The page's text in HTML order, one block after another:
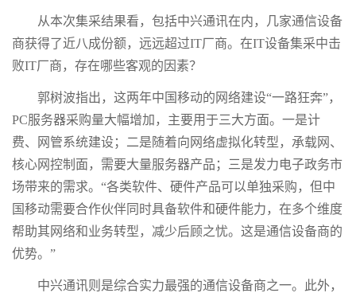
从本次集采结果看，包括中兴通讯在内，几家通信设备
商获得了近八成份额，远远超过IT厂商。在IT设备集采中击
败IT厂商，存在哪些客观的因素？
郭树波指出，这两年中国移动的网络建设“一路狂奔”，
PC服务器采购量大幅增加，主要用于三大方面。一是计
费、网管系统建设；二是随着向网络虚拟化转型，承载网、
核心网控制面，需要大量服务器产品；三是发力电子政务市
场带来的需求。“各类软件、硬件产品可以单独采购，但中
国移动需要合作伙伴同时具备软件和硬件能力，在多个维度
帮助其网络和业务转型，减少后顾之忧。这是通信设备商的
优势。”
中兴通讯则是综合实力最强的通信设备商之一。此外，